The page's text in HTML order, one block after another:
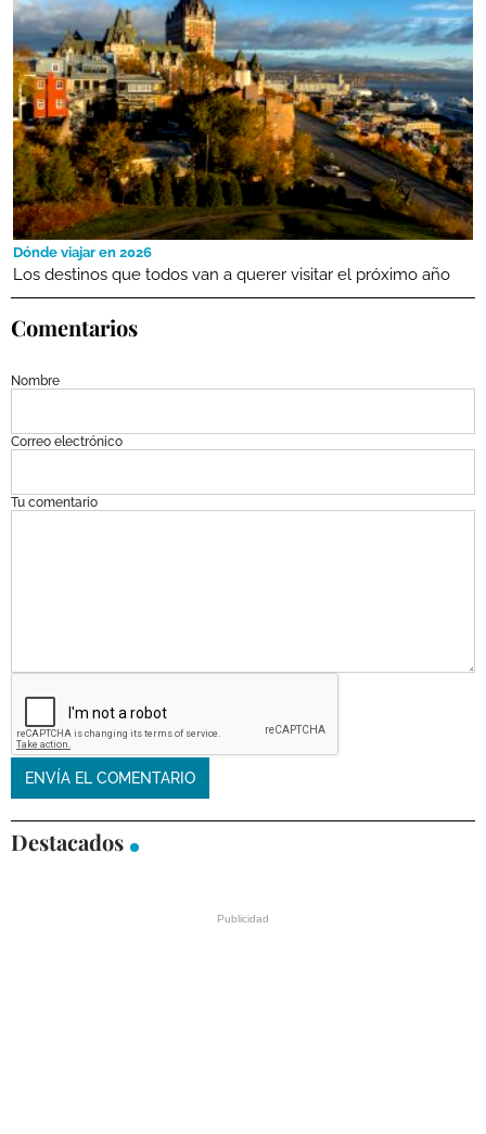
Dónde viajar en 2026
Los destinos que todos van a querer visitar el próximo año
Comentarios
Nombre
Correo electrónico
Tu comentario
Destacados